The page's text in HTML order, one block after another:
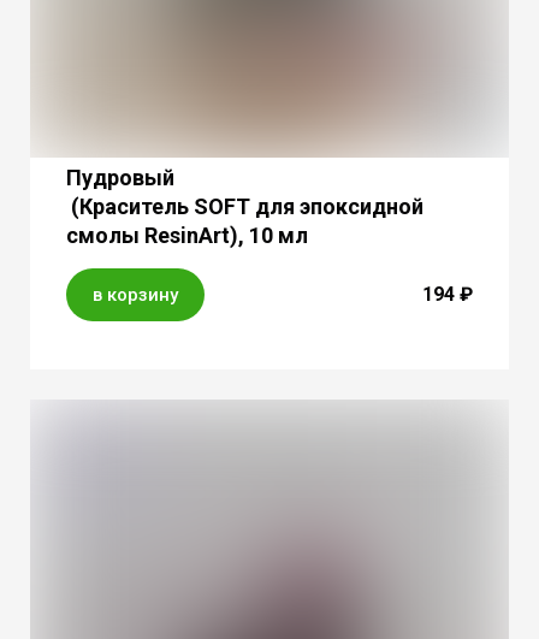
Пудровый
(Краситель SOFT для эпоксидной
смолы ResinArt), 10 мл
в корзину 194 ₽